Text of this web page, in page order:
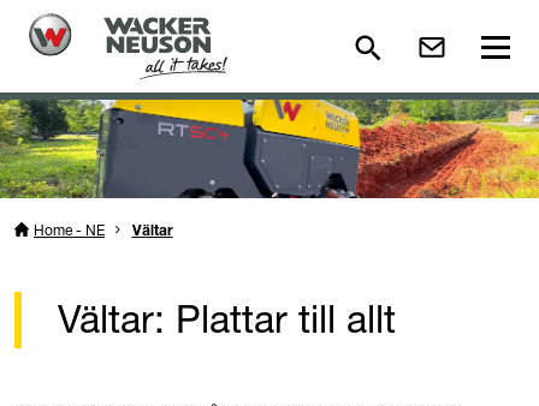
Home - NE Vältar
Vältar: Plattar till allt